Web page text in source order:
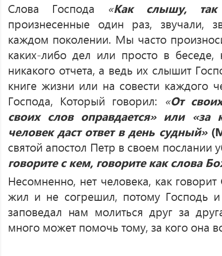
Слова Господа «Как слышу,
произнесенные один раз, звучали,
каждом поколении. Мы часто
каких-либо дел или просто в
никакого отчета, а ведь их слышит
книге жизни или на совести каждого
Господа, Который говорил: «От
своих слов оправдается» или «за
человек даст ответ в день судный»
святой апостол Петр в своем послании
говорите с кем, говорите как слова
Несомненно, нет человека, как
жил и не согрешил, потому Господь
заповедал нам молиться друг за
много может помочь тому, за кого она